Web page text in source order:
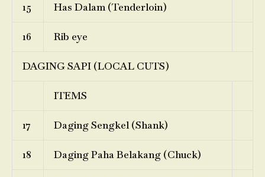
15 Has Dalam (Tenderloin)
16 Rib eye
DAGING SAPI (LOCAL CUTS)
ITEMS
17 Daging Sengkel (Shank)
18 Daging Paha Belakang (Chuck)